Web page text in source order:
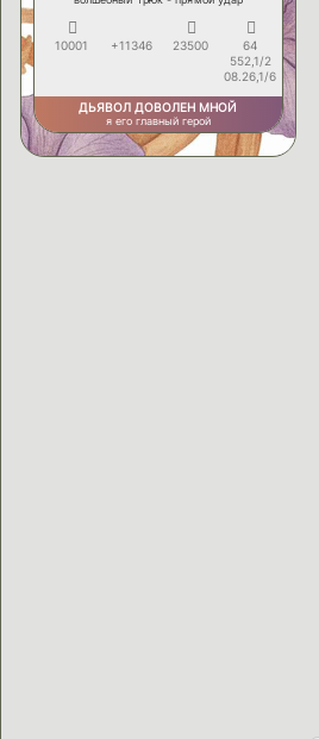
10001 +11346 23500
64
552,1/2
08.26,1/6
ДЬЯВОЛ ДОВОЛЕН МНОЙ
я его главный герой